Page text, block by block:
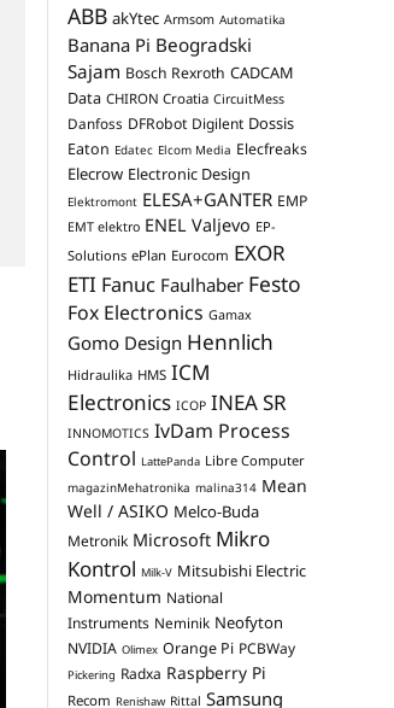
ABB akYtec Armsom Automatika
Banana Pi Beogradski
Sajam Bosch Rexroth CADCAM
Data CHIRON Croatia CircuitMess
Danfoss DFRobot Digilent Dossis
Eaton Edatec Elcom Media Elecfreaks
Elecrow Electronic Design
Elektromont ELESA+GANTER EMP
EMT elektro ENEL Valjevo EP-
Solutions ePlan Eurocom EXOR
ETI Fanuc Faulhaber Festo
Fox Electronics Gamax
Gomo Design Hennlich
Hidraulika HMS ICM
Electronics ICOP INEA SR
INNOMOTICS IvDam Process
Control LattePanda Libre Computer
magazinMehatronika malina314 Mean
Well / ASIKO Melco-Buda
Metronik Microsoft Mikro
Kontrol Milk-V Mitsubishi Electric
Momentum National
Instruments Neminik Neofyton
NVIDIA Olimex Orange Pi PCBWay
Pickering Radxa Raspberry Pi
Recom Renishaw Rittal Samsung